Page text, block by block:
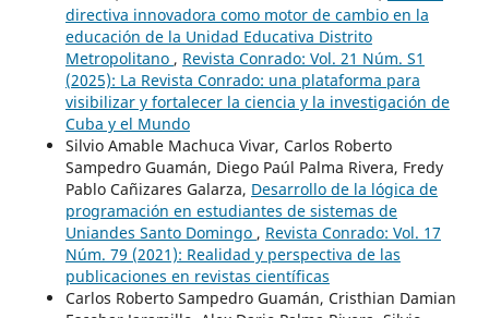
directiva innovadora como motor de cambio en la
educación de la Unidad Educativa Distrito
Metropolitano , Revista Conrado: Vol. 21 Núm. S1
(2025): La Revista Conrado: una plataforma para
visibilizar y fortalecer la ciencia y la investigación de
Cuba y el Mundo
Silvio Amable Machuca Vivar, Carlos Roberto
Sampedro Guamán, Diego Paúl Palma Rivera, Fredy
Pablo Cañizares Galarza, Desarrollo de la lógica de
programación en estudiantes de sistemas de
Uniandes Santo Domingo , Revista Conrado: Vol. 17
Núm. 79 (2021): Realidad y perspectiva de las
publicaciones en revistas científicas
Carlos Roberto Sampedro Guamán, Cristhian Damian